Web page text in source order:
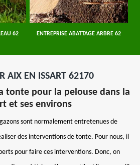
62 ENTREPRISE ABATTAGE ARBRE 62
AIX EN ISSART 62170
tonte pour la pelouse dans la
et ses environs
sont normalement entretenues de
des interventions de tonte. Pour nous, il
pour faire ces interventions. Donc, on